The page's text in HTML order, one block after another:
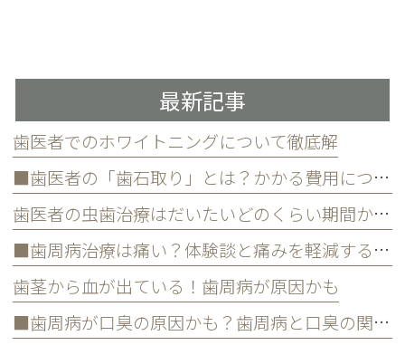
最新記事
歯医者でのホワイトニングについて徹底解
■歯医者の「歯石取り」とは？かかる費用について
歯医者の虫歯治療はだいたいどのくらい期間かかる？
■歯周病治療は痛い？体験談と痛みを軽減する方法
歯茎から血が出ている！歯周病が原因かも
■歯周病が口臭の原因かも？歯周病と口臭の関係について